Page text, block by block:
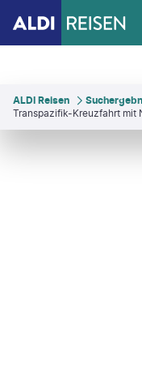
ALDI Reisen
Transpazifik-Kreuzfahrt mit